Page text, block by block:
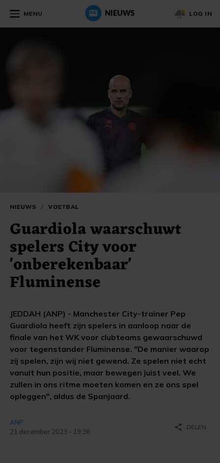
MENU LOG IN
NIEUWS / VOETBAL
Guardiola waarschuwt
spelers City voor
'onberekenbaar'
Fluminense
JEDDAH (ANP) - Manchester City-trainer Pep
Guardiola heeft zijn spelers in aanloop naar de
finale van het WK voor clubteams gewaarschuwd
voor tegenstander Fluminense. "De manier waarop
zij spelen, zijn wij niet gewend. Ze spelen niet echt
vanuit hun positie, maar bewegen juist veel. We
zullen in ons ritme moeten komen en ze ons spel
opleggen", aldus de Spanjaard.
ANP
21 december 2023 - 19:36
share DELEN